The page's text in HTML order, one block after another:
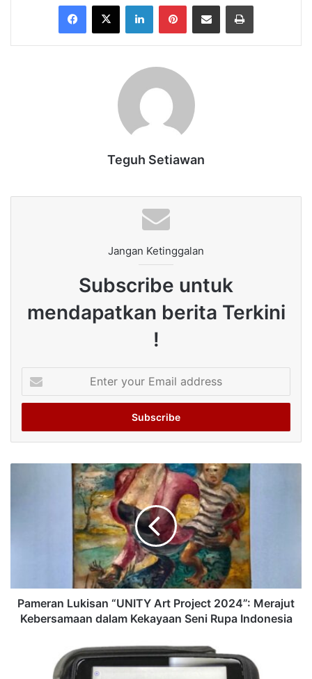
Facebook
X LinkedInPinterestShare via Email Print
Teguh Setiawan
Jangan Ketinggalan
Subscribe untuk
mendapatkan berita Terkini
!
your
Email
Pameran Lukisan “UNITY Art Project 2024”: Merajut
Kebersamaan dalam Kekayaan Seni Rupa Indonesia